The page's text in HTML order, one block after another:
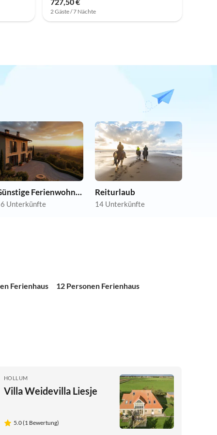
2 Gäste / 7 Nächte
Günstige Ferienwohnungen
Unterkünfte
Reiturlaub
14 Unterkünfte
Ferienhaus 12 Personen Ferienhaus
HOLLUM
Villa Weidevilla Liesje
5.0 (1 Bewertung)